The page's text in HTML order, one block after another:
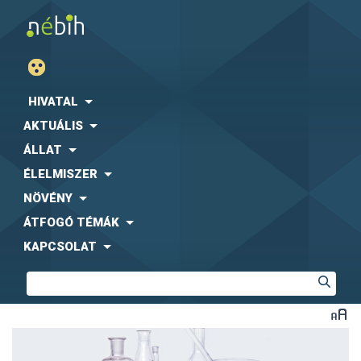
HIVATAL
AKTUÁLIS
ÁLLAT
ÉLELMISZER
NÖVÉNY
ÁTFOGÓ TÉMÁK
KAPCSOLAT